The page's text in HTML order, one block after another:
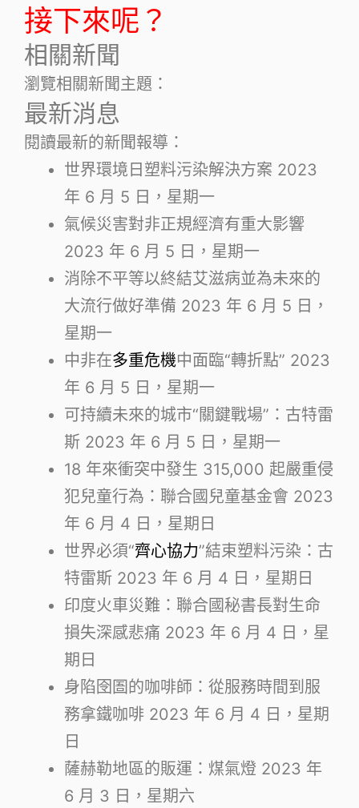
接下來呢？
相關新聞
瀏覽相關新聞主題：
最新消息
閱讀最新的新聞報導：
世界環境日塑料污染解決方案 2023
年 6 月 5 日，星期一
氣候災害對非正規經濟有重大影響
2023 年 6 月 5 日，星期一
消除不平等以終結艾滋病並為未來的
大流行做好準備 2023 年 6 月 5 日，
星期一
中非在多重危機中面臨“轉折點” 2023
年 6 月 5 日，星期一
可持續未來的城市“關鍵戰場”：古特雷
斯 2023 年 6 月 5 日，星期一
18 年來衝突中發生 315,000 起嚴重侵
犯兒童行為：聯合國兒童基金會 2023
年 6 月 4 日，星期日
世界必須“齊心協力”結束塑料污染：古
特雷斯 2023 年 6 月 4 日，星期日
印度火車災難：聯合國秘書長對生命
損失深感悲痛 2023 年 6 月 4 日，星
期日
身陷囹圄的咖啡師：從服務時間到服
務拿鐵咖啡 2023 年 6 月 4 日，星期
日
薩赫勒地區的販運：煤氣燈 2023 年
6 月 3 日，星期六